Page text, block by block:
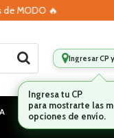
MODO 🔥
Ingresar CP
MONITORES
Ingresa tu CP
para mostrarte las
opciones de envío.